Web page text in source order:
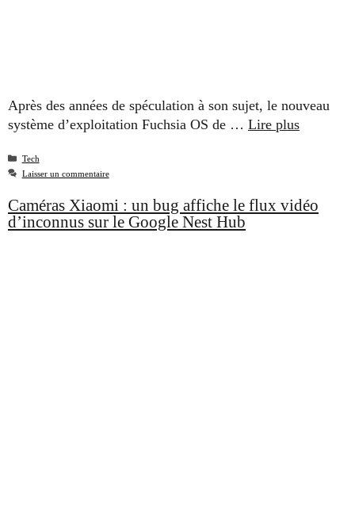
Après des années de spéculation à son sujet, le nouveau
système d’exploitation Fuchsia OS de … Lire plus
Catégories
Tech
Laisser un commentaire
Caméras Xiaomi : un bug affiche le flux vidéo
d’inconnus sur le Google Nest Hub